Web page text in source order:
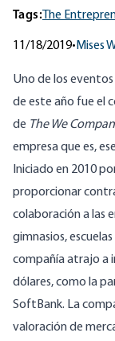
Tags: The
11/18/2019• Mises
Uno de los
de este año fue el
de The We
empresa que es,
Iniciado en 2010
proporcionar
colaboración a las
gimnasios,
compañía atrajo a
dólares,como la
SoftBank. La
valoración de